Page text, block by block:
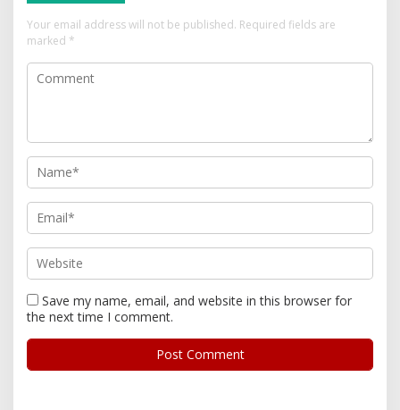
Your email address will not be published. Required fields are
marked *
Save my name, email, and website in this browser for
the next time I comment.